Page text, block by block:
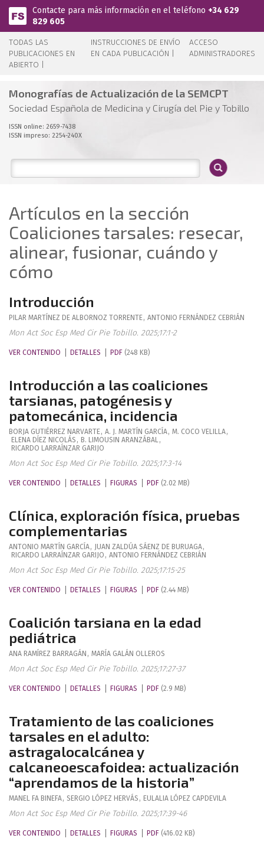
Pasar al contenido principal
Contacte para más información en el teléfono +34 629
829 605
TODAS LAS
PUBLICACIONES EN
ABIERTO |
INSTRUCCIONES DE ENVÍO
EN CADA PUBLICACIÓN |
ACCESO
ADMINISTRADORES
Monografías de Actualización de la SEMCPT
Sociedad Española de Medicina y Cirugía del Pie y Tobillo
ISSN online: 2659-7438
ISSN impreso: 2254-240X
Artículos en la sección
Coaliciones tarsales: resecar,
alinear, fusionar, cuándo y
cómo
Introducción
PILAR MARTÍNEZ DE ALBORNOZ TORRENTE, ANTONIO FERNÁNDEZ CEBRIÁN
Mon Act Soc Esp Med Cir Pie Tobillo. 2025;17:1-2
VER CONTENIDO DETALLES PDF (248 KB)
Introducción a las coaliciones
tarsianas, patogénesis y
patomecánica, incidencia
BORJA GUTIÉRREZ NARVARTE, A. J. MARTÍN GARCÍA, M. COCO VELILLA,
ELENA DÍEZ NICOLÁS , B. LIMOUSIN ARANZÁBAL,
RICARDO LARRAÍNZAR GARIJO
Mon Act Soc Esp Med Cir Pie Tobillo. 2025;17:3-14
VER CONTENIDO DETALLES FIGURAS PDF (2.02 MB)
Clínica, exploración física, pruebas
complementarias
ANTONIO MARTÍN GARCÍA, JUAN ZALDÚA SÁENZ DE BURUAGA,
RICARDO LARRAÍNZAR GARIJO , ANTONIO FERNÁNDEZ CEBRIÁN
Mon Act Soc Esp Med Cir Pie Tobillo. 2025;17:15-25
VER CONTENIDO DETALLES FIGURAS PDF (2.44 MB)
Coalición tarsiana en la edad
pediátrica
ANA RAMÍREZ BARRAGÁN , MARÍA GALÁN OLLEROS
Mon Act Soc Esp Med Cir Pie Tobillo. 2025;17:27-37
VER CONTENIDO DETALLES FIGURAS PDF (2.9 MB)
Tratamiento de las coaliciones
tarsales en el adulto:
astragalocalcánea y
calcaneoescafoidea: actualización
“aprendamos de la historia”
MANEL FA BINEFA, SERGIO LÓPEZ HERVÁS , EULALIA LÓPEZ CAPDEVILA
Mon Act Soc Esp Med Cir Pie Tobillo. 2025;17:39-46
VER CONTENIDO DETALLES FIGURAS PDF (416.02 KB)